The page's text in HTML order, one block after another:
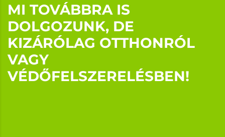
MI TOVÁBBRA IS
DOLGOZUNK, DE
KIZÁRÓLAG OTTHONRÓL
VAGY
VÉDŐFELSZERELÉSBEN!